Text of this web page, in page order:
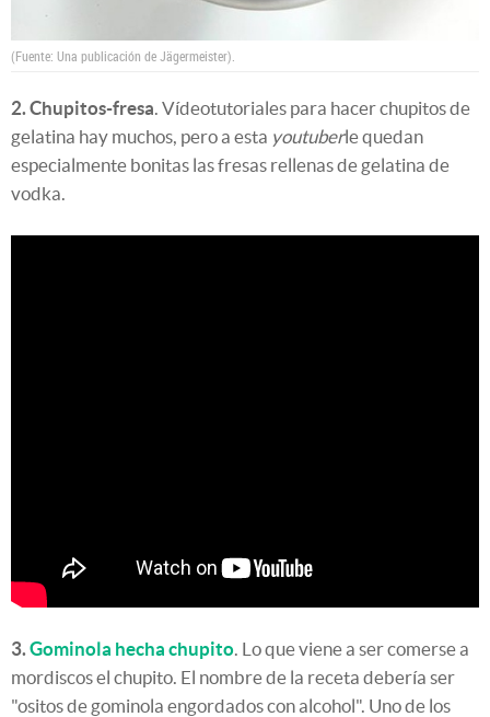
(Fuente: Una publicación de Jägermeister).
2. Chupitos-fresa. Vídeotutoriales para hacer chupitos de
gelatina hay muchos, pero a esta youtuberle quedan
especialmente bonitas las fresas rellenas de gelatina de
vodka.
3.Gominola hecha chupito. Lo que viene a ser comerse a
mordiscos el chupito. El nombre de la receta debería ser
"ositos de gominola engordados con alcohol". Uno de los